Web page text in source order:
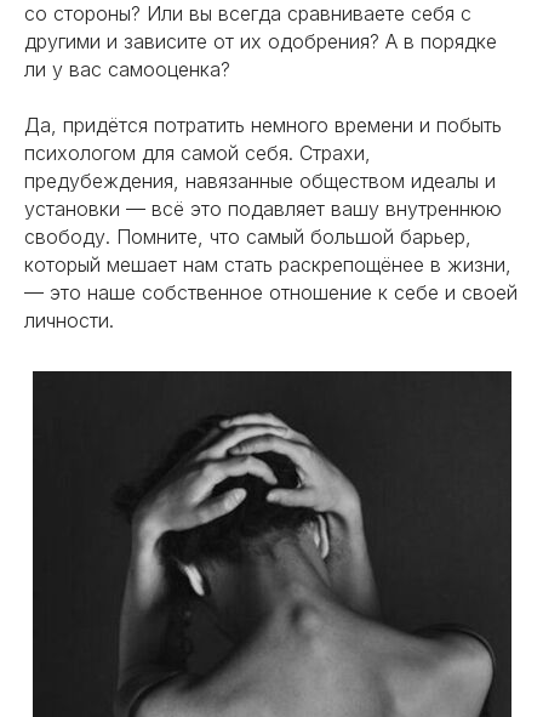
со стороны? Или вы всегда сравниваете себя с
другими и зависите от их одобрения? А в порядке
ли у вас самооценка?
Да, придётся потратить немного времени и побыть
психологом для самой себя. Страхи,
предубеждения, навязанные обществом идеалы и
установки — всё это подавляет вашу внутреннюю
свободу. Помните, что самый большой барьер,
который мешает нам стать раскрепощёнее в жизни,
— это наше собственное отношение к себе и своей
личности.